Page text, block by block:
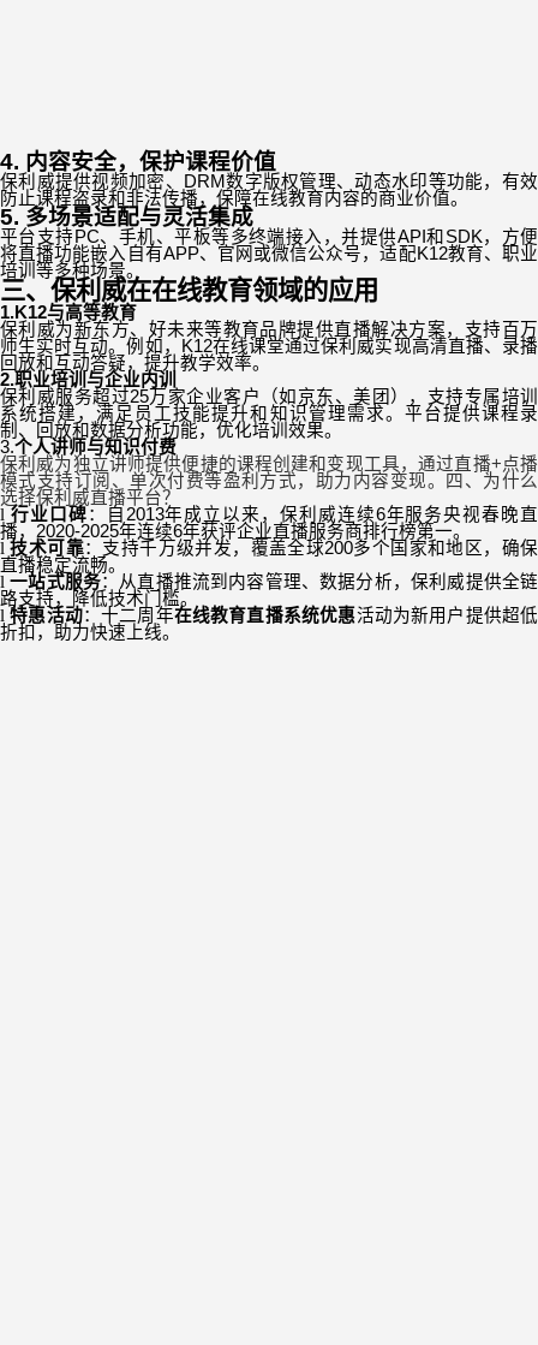
4. 内容安全，保护课程价值
保利威提供视频加密、 DRM数字版权管理、动态水印等功能，有效
防止课程盗录和非法传播，保障在线教育内容的商业价值。
5. 多场景适配与灵活集成
平台支持 PC、手机、平板等多终端接入，并提供API 和 SDK，方便
将直播功能嵌入自有APP、官网或微信公众号，适配K12教育、职业
培训等多种场景。
三、保利威在在线教育领域的应用
1.K12与高等教育
保利威为新东方、好未来等教育品牌提供直播解决方案，支持百万
师生实时互动。例如，
K12在线课堂通过保利威实现高清直播、录播
回放和互动答疑，提升教学效率。
2.职业培训与企业内训
保利威服务超过25万家企业客户（如京东、美团），支持专属培训
系统搭建，满足员工技能提升和知识管理需求。平台提供课程录
制、回放和数据分析功能，优化培训效果。
3.个人讲师与知识付费
保利威为独立讲师提供便捷的课程创建和变现工具，通过直播+点播
模式支持订阅、单次付费等盈利方式，助力内容变现。四、为什么
选择保利威直播平台？
l 行业口碑：自 2013年成立以来，保利威连续6年服务央视春晚直
播， 2020-2025年连续6年获评企业直播服务商排行榜第一。
l技术可靠：支持千万级并发，覆盖全球200多个国家和地区，确保
直播稳定流畅。
l一站式服务：从直播推流到内容管理、数据分析，保利威提供全链
路支持，降低技术门槛。
l特惠活动：十二周年在线教育直播系统优惠活动为新用户提供超低
折扣，助力快速上线。